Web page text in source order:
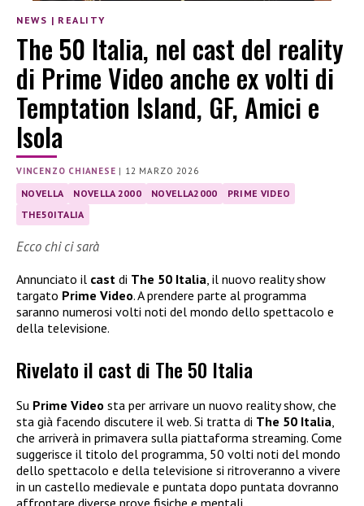
NEWS | REALITY
The 50 Italia, nel cast del reality
di Prime Video anche ex volti di
Temptation Island, GF, Amici e
Isola
VINCENZO CHIANESE | 12 MARZO 2026
NOVELLA NOVELLA 2000 NOVELLA2000
PRIME VIDEO
THE50ITALIA
Ecco chi ci sarà
Annunciato il cast di The 50 Italia, il nuovo reality show
targato Prime Video. A prendere parte al programma
saranno numerosi volti noti del mondo dello spettacolo e
della televisione.
Rivelato il cast di The 50 Italia
Su Prime Video sta per arrivare un nuovo reality show, che
sta già facendo discutere il web. Si tratta di The 50 Italia
che arriverà in primavera sulla piattaforma streaming. Come
suggerisce il titolo del programma, 50 volti noti del mondo
dello spettacolo e della televisione si ritroveranno a vivere
in un castello medievale e puntata dopo puntata dovranno
affrontare diverse prove fisiche e mentali.